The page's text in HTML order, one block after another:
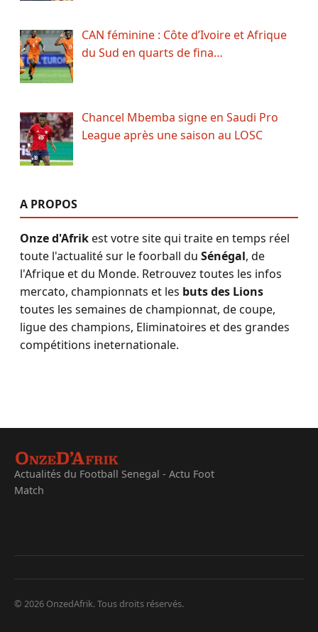
CAN féminine : Côte d’Ivoire et Afrique
du Sud en quarts de fina…
Chancel Mbemba signe en Saudi Pro
League après une saison au LOSC
A PROPOS
Onze d'Afrikest votre site qui traite en temps réel
toute l'actualité sur le foorball du Sénégal, de
l'Afrique et du Monde. Retrouvez toutes les infos
mercato, championnats et les buts des Lions
toutes les semaines de championnat, de coupe,
ligue des champions, Eliminatoires et des grandes
compétitions ineternationale.
Actualités du Football Senegal - Actu Foot
Match
© 2026 OnzedAfrik. Tous droits réservés.